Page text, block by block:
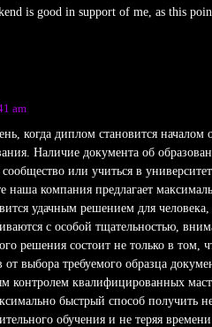
is good in support of me, as this
am
когда диплом становится
Наличие документа об
или учиться в
наша компания предлагает
удачным решением для
с особой тщательностью,
решения состоит не только в том,
от выбора требуемого образца
контролем квалифицированных
быстрый способ получить
обучения и не теряя